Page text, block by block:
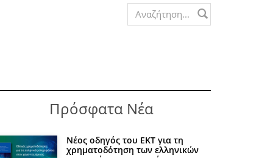
Search form
Πρόσφατα Νέα
Νέος οδηγός του ΕΚΤ για τη
χρηματοδότηση των ελληνικών